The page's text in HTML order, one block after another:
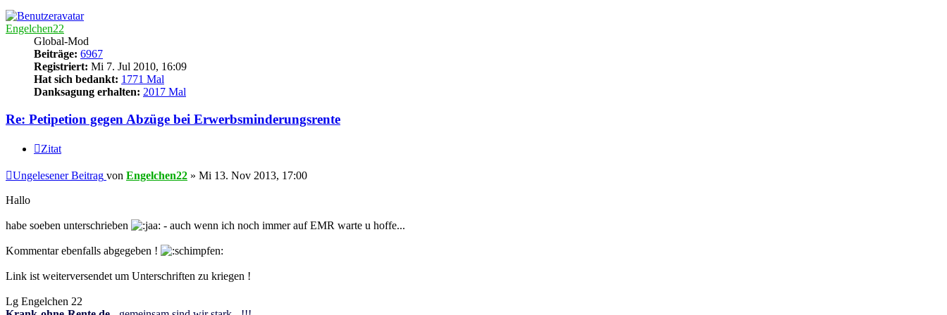
Engelchen22
Global-Mod
Beiträge: 6967
Registriert: Mi 7. Jul 2010, 16:09
Hat sich bedankt: 1771 Mal
Danksagung erhalten: 2017 Mal
Re: Petipetion gegen Abzüge bei Erwerbsminderungsrente
Zitat
Ungelesener Beitrag von Engelchen22 » Mi 13. Nov 2013, 17:00
Hallo
habe soeben unterschrieben - auch wenn ich noch immer auf EMR warte u hoffe...
Kommentar ebenfalls abgegeben !
Link ist weiterversendet um Unterschriften zu kriegen !
Lg Engelchen 22